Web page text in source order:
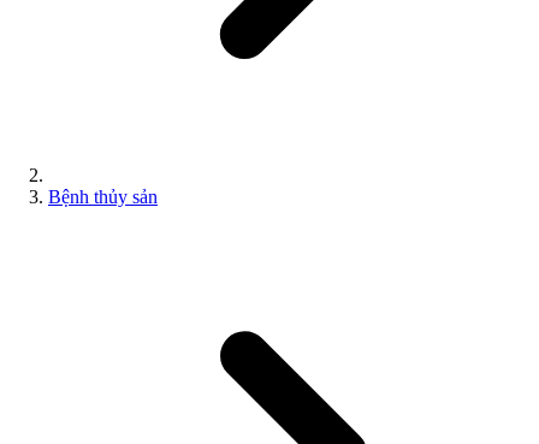
Bệnh thủy sản